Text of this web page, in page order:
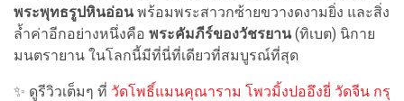
พระพุทธรูปหินอ่อนพร้อมพระสาวกซ้ายขวางดงามยิ่ง และสิ่ง
ล้ำค่าอีกอย่างหนึ่งคือ พระคัมภีร์ของวัชรยาน(ทิเบต) นิกาย
มนตรายาน ในโลกนี้มีที่นี่ที่เดียวที่สมบูรณ์ที่สุด
✨ ดูรีวิวเต็มๆ ที่ วัดโพธิ์แมนคุณาราม โพวมิ้งปออึงยี่ วัดจีน กรุ